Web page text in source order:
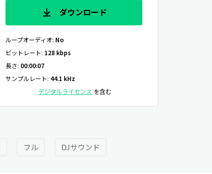
ダウンロード
ループオーディオ: No
ビットレート: 128 kbps
長さ: 00:00:07
サンプルレート: 44.1 kHz
デジタルライセンス を含む
フル DJサウンド